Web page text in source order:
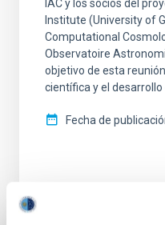
IAC y los socios del
Institute (University of
Computational
Observatoire
objetivo de esta
científica y el desarrollo
Fecha de